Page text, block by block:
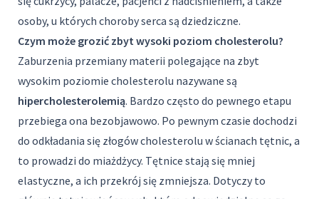
osoby, u których choroby serca są dziedziczne.
Czym może grozić zbyt wysoki poziom cholesterolu?
Zaburzenia przemiany materii polegające na zbyt
wysokim poziomie cholesterolu nazywane są
hipercholesterolemią. Bardzo często do pewnego etapu
przebiega ona bezobjawowo. Po pewnym czasie dochodzi
do odkładania się złogów cholesterolu w ścianach tętnic, a
to prowadzi do miażdżycy. Tętnice stają się mniej
elastyczne, a ich przekrój się zmniejsza. Dotyczy to